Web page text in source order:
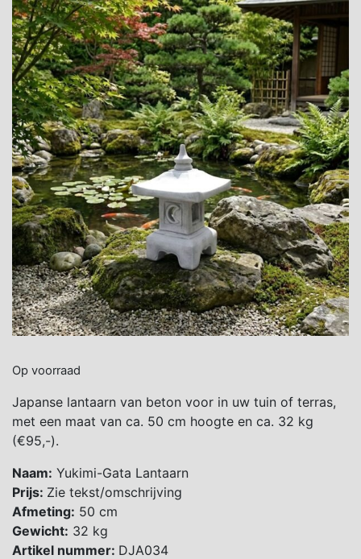
Op voorraad
Japanse lantaarn van beton voor in uw tuin of terras,
met een maat van ca. 50 cm hoogte en ca. 32 kg
(€95,-).
Naam: Yukimi-Gata Lantaarn
Prijs: Zie tekst/omschrijving
Afmeting: 50 cm
Gewicht: 32 kg
Artikel nummer: DJA034